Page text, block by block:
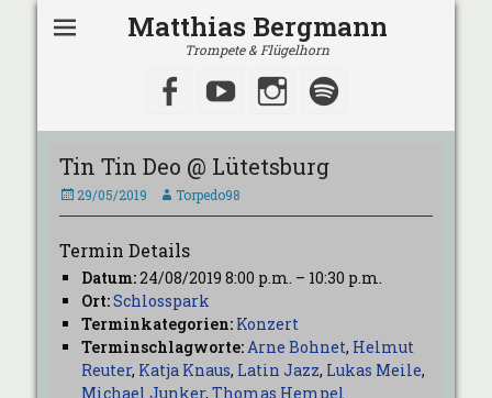
Matthias Bergmann
Trompete & Flügelhorn
Facebook
YouTubeInstagram
Tin Tin Deo @ Lütetsburg
Veröffentlicht
am
29/05/2019 AutorTorpedo98
Termin Details
Datum:24/08/2019 8:00 p.m. – 10:30 p.m.
Ort:Schlosspark
Terminkategorien: Konzert
Terminschlagworte:Arne Bohnet, Helmut
Reuter, Katja Knaus, Latin Jazz, Lukas Meile,
Michael Junker, Thomas Hempel